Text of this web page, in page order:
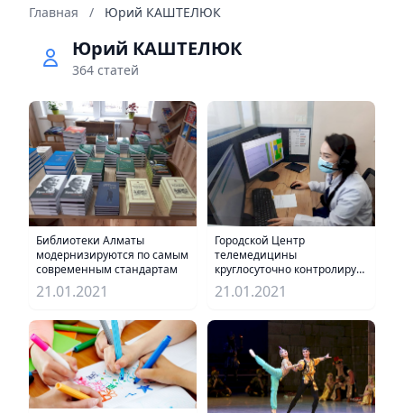
Главная / Юрий КАШТЕЛЮК
Юрий КАШТЕЛЮК
364 статей
Библиотеки Алматы
модернизируются по самым
современным стандартам
21.01.2021
Городской Центр
телемедицины
круглосуточно контролирует
состояние пациентов с
коронавирусом
21.01.2021